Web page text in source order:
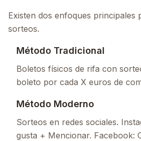
Existen dos enfoques principales
sorteos.
Método Tradicional
Boletos físicos de rifa con
boleto por cada X euros de
Método Moderno
Sorteos en redes sociales.
gusta + Mencionar. Facebook: